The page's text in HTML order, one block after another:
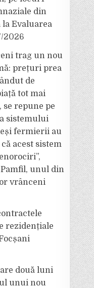
din
Evaluarea
2026
trag un nou
prețuri prea
de
tot mai
se repune pe
sistemului
fermierii au
acest sistem
unul din
vrânceni
rezidențiale
două luni
unui nou